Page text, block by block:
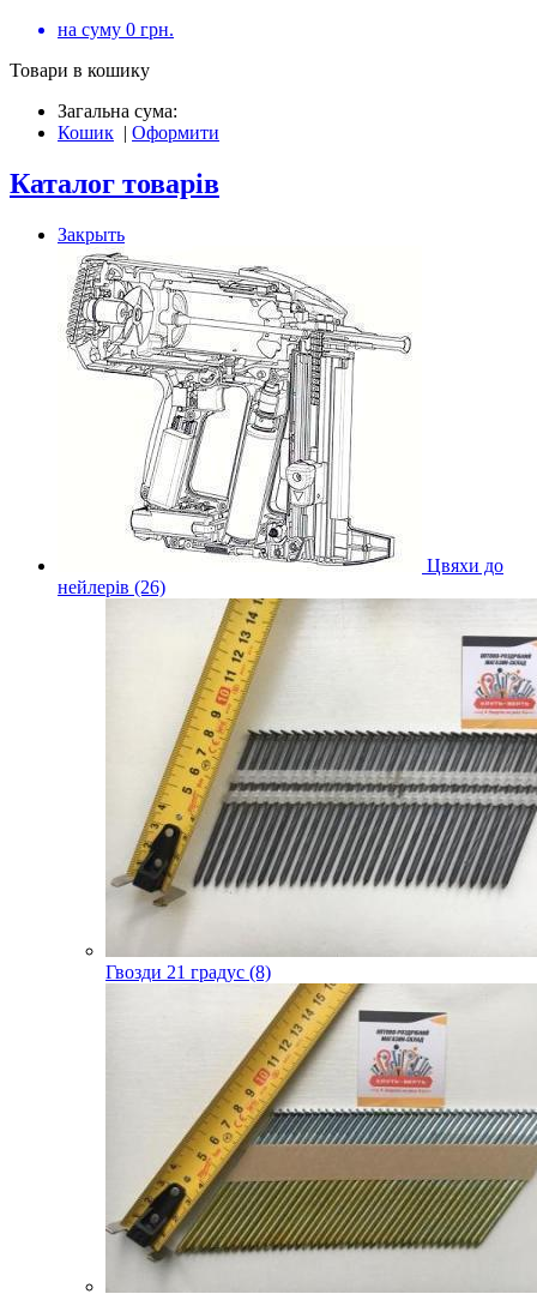
на суму 0 грн.
Товари в кошику
Загальна сума:
Кошик | Оформити
Каталог товарів
Закрыть
Цвяхи до
нейлерів (26)
Гвозди 21 градус (8)